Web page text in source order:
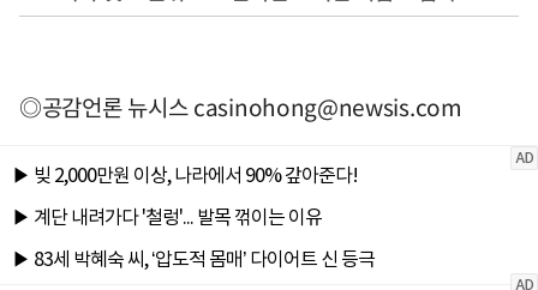
◎공감언론 뉴시스casinohong@newsis.com